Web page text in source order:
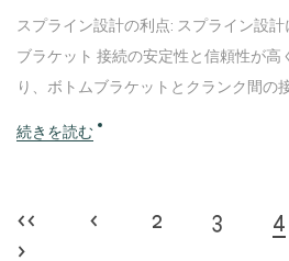
スプライン設計の利点: スプライン設
ブラケット 接続の安定性と信頼性が高
り、ボトムブラケットとクランク間の
続きを読む
‹‹ ‹ 2 3 4
›